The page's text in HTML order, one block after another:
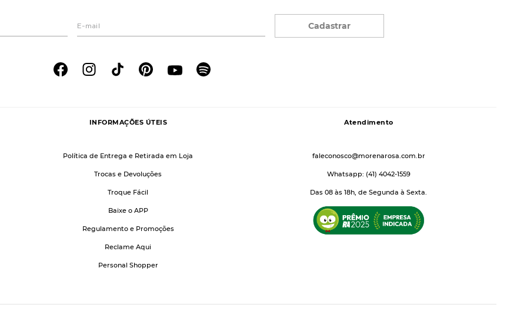
Cadastrar
INFORMAÇÕES ÚTEIS
Política de Entrega e Retirada em Loja
Trocas e Devoluções
Troque Fácil
Baixe o APP
Regulamento e Promoções
Reclame Aqui
Personal Shopper
Atendimento
faleconosco@morenarosa.com.br
Whatsapp: (41) 4042-1559
Das 08 às 18h, de Segunda à Sexta.